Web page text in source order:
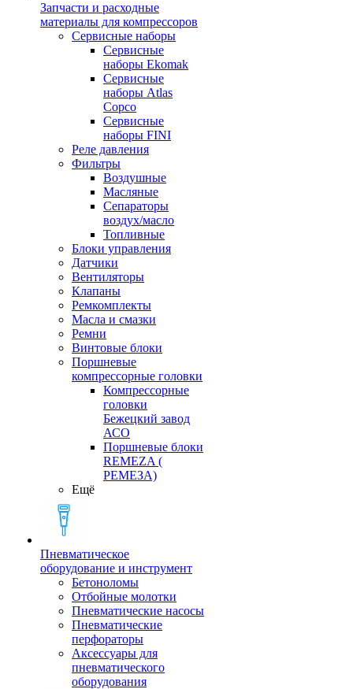
Запчасти и расходные
материалы для компрессоров
Cервисные наборы
Сервисные
наборы Ekomak
Cервисные
наборы Atlas
Copco
Сервисные
наборы FINI
Реле давления
Фильтры
Воздушные
Масляные
Сепараторы
воздух/масло
Топливные
Блоки управления
Датчики
Вентиляторы
Клапаны
Ремкомплекты
Масла и смазки
Ремни
Винтовые блоки
Поршневые
компрессорные головки
Компрессорные
головки
Бежецкий завод
АСО
Поршневые блоки
REMEZA (
РЕМЕЗА)
Ещё
Пневматическое
оборудование и инструмент
Бетоноломы
Отбойные молотки
Пневматические насосы
Пневматические
перфораторы
Аксессуары для
пневматического
оборудования